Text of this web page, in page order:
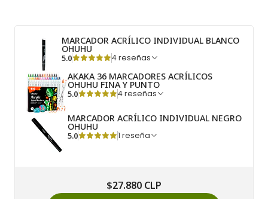
MARCADOR ACRÍLICO INDIVIDUAL BLANCO
OHUHU
5.0 4 reseñas
AKAKA 36 MARCADORES ACRÍLICOS
OHUHU FINA Y PUNTO
5.0 4 reseñas
MARCADOR ACRÍLICO INDIVIDUAL NEGRO
OHUHU
5.0 1 reseña
$27.880 CLP